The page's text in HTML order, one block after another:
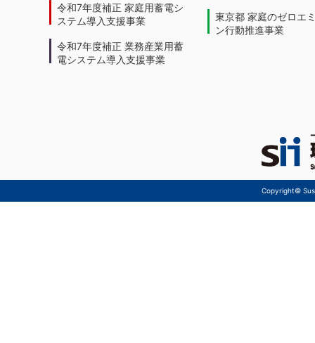
令和7年度補正 家庭用蓄電シ
ステム導入支援事業
令和7年度補正 業務産業用蓄
電システム導入支援事業
東京都 家庭のゼロエ
ン行動推進事業
Copyright©